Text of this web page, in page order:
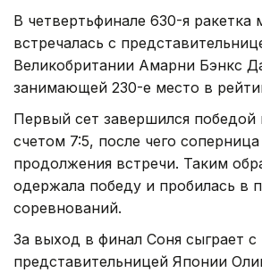
В четвертьфинале 630-я
встречалась с
Великобритании Амарни Бэнкс
занимающей 230-е место в
Первый сет завершился победой
счетом 7:5, после чего соперница
продолжения встречи. Таким
одержала победу и пробилась в
соревнований.
За выход в финал Соня сыграет с
представительницей Японии